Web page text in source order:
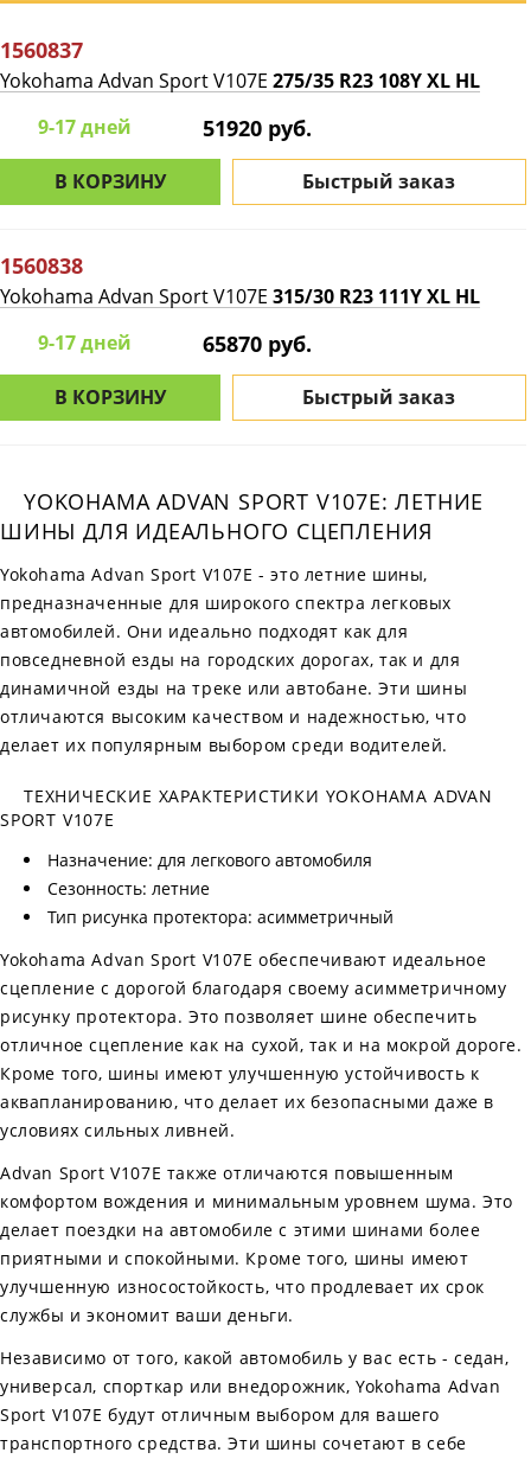
1560837
Yokohama Advan Sport V107E 275/35 R23 108Y XL HL
9-17 дней
51920 руб.
В КОРЗИНУ Быстрый заказ
1560838
Yokohama Advan Sport V107E 315/30 R23 111Y XL HL
9-17 дней
65870 руб.
В КОРЗИНУ Быстрый заказ
YOKOHAMA ADVAN SPORT V107E: ЛЕТНИЕ
ШИНЫ ДЛЯ ИДЕАЛЬНОГО СЦЕПЛЕНИЯ
Yokohama Advan Sport V107E - это летние шины,
предназначенные для широкого спектра легковых
автомобилей. Они идеально подходят как для
повседневной езды на городских дорогах, так и для
динамичной езды на треке или автобане. Эти шины
отличаются высоким качеством и надежностью, что
делает их популярным выбором среди водителей.
ТЕХНИЧЕСКИЕ ХАРАКТЕРИСТИКИ YOKOHAMA ADVAN
SPORT V107E
Назначение: для легкового автомобиля
Сезонность: летние
Тип рисунка протектора: асимметричный
Yokohama Advan Sport V107E обеспечивают идеальное
сцепление с дорогой благодаря своему асимметричному
рисунку протектора. Это позволяет шине обеспечить
отличное сцепление как на сухой, так и на мокрой дороге.
Кроме того, шины имеют улучшенную устойчивость к
аквапланированию, что делает их безопасными даже в
условиях сильных ливней.
Advan Sport V107E также отличаются повышенным
комфортом вождения и минимальным уровнем шума. Это
делает поездки на автомобиле с этими шинами более
приятными и спокойными. Кроме того, шины имеют
улучшенную износостойкость, что продлевает их срок
службы и экономит ваши деньги.
Независимо от того, какой автомобиль у вас есть - седан,
универсал, спорткар или внедорожник, Yokohama Advan
Sport V107E будут отличным выбором для вашего
транспортного средства. Эти шины сочетают в себе